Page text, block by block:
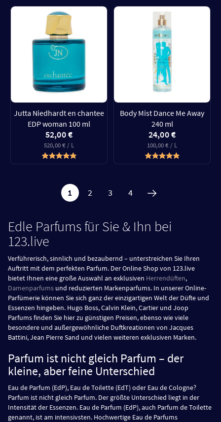
Jutta Niedhardt en chantee
EDP woman 100 ml
52,00 €
520,00 € / L
Body Mist Dance Me Away
240 ml
24,00 €
100,00 € / L
1 2 3 4
Edle Parfums für Sie & Ihn bei
123.live
Verführerisch, sinnlich und bezaubernd – unterstreichen Sie Ihren
Auftritt mit dem perfekten Parfum. Der Online Shop von 123.live
bietet Ihnen eine große Auswahl an exklusiven Herrendüften,
Damenparfums und reduzierten Markenparfums. In unserer Online-
Parfümerie können Sie sich ganz der einzigartigen Welt der Düfte und
Essenzen hingeben. Hugo Boss, Calvin Klein, Cartier und Joop
Parfums finden Sie hier zu günstigen Preisen, ebenso wie viele
besondere und außergewöhnliche Duftkreationen von Jacques
Battini, Jean Pierre Sand und vielen weiteren exklusiven Marken.
Parfum ist nicht gleich Parfum – der
kleine, aber feine Unterschied
Eau de Parfum (EdP), Eau de Toilette (EdT) oder Eau de Cologne?
Parfum ist nicht gleich Parfum. Der größte Unterschied liegt in der
Intensität der Essenzen. Eau de Parfum (EdP), auch Parfum de Toilette
genannt, ist am intensivsten. Hochwertige Eau de Parfums